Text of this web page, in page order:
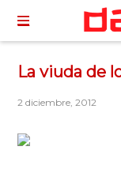
La viuda de
2 diciembre, 2012